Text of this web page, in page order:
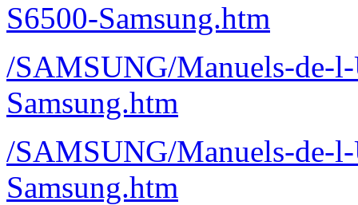
S6500-Samsung.htm
/SAMSUNG/Manuels-de-
Samsung.htm
/SAMSUNG/Manuels-de-
Samsung.htm